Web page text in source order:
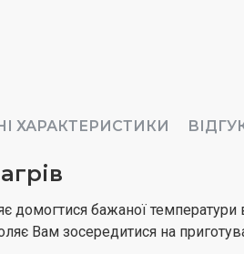
ХАРАКТЕРИСТИКИ
домогтися бажаної
Вам зосередитися на